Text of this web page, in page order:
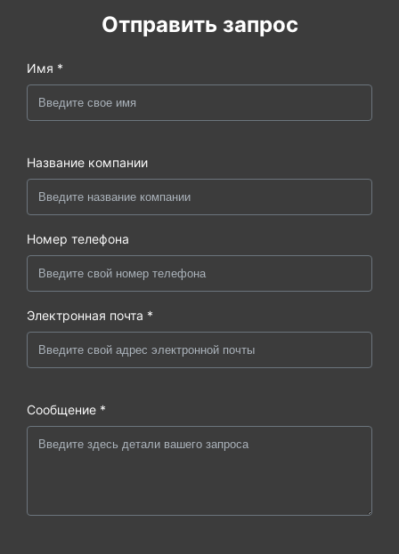
Отправить запрос
Имя *
Название компании
Номер телефона
Электронная почта *
Сообщение *